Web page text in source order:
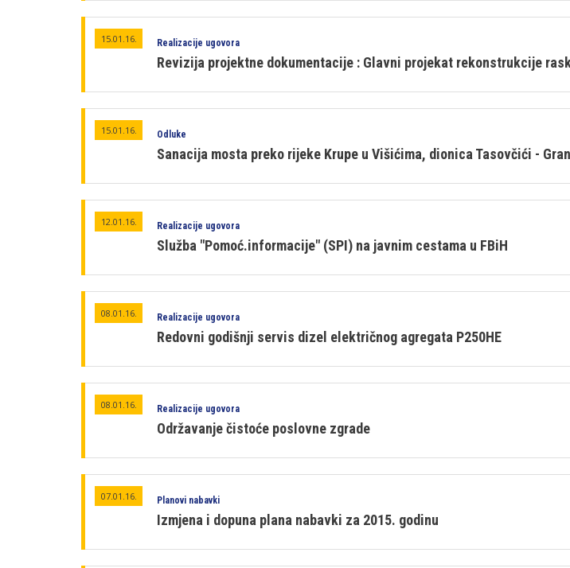
15.01.16. Realizacije ugovora
Revizija projektne dokumentacije : Glavni projekat rekonstrukcije
15.01.16. Odluke
Sanacija mosta preko rijeke Krupe u Višićima, dionica Tasovčići -
12.01.16. Realizacije ugovora
Služba "Pomoć.informacije" (SPI) na javnim cestama u FBiH
08.01.16. Realizacije ugovora
Redovni godišnji servis dizel električnog agregata P250HE
08.01.16. Realizacije ugovora
Održavanje čistoće poslovne zgrade
07.01.16. Planovi nabavki
Izmjena i dopuna plana nabavki za 2015. godinu